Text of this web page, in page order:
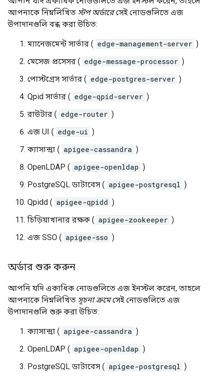
আপনাকে নিম্নলিখিত স্টপ অর্ডারেসেই নোডগুলিতে এজ
উপাদানগুলি বন্ধ করা উচিত:
ম্যানেজমেন্ট সার্ভার ( edge-management-server )
মেসেজ প্রসেসর ( edge-message-processor )
পোস্টগ্রেস সার্ভার ( edge-postgres-server )
Qpid সার্ভার ( edge-qpid-server )
রাউটার ( edge-router )
এজ UI ( edge-ui )
ক্যাসান্দ্রা ( apigee-cassandra )
OpenLDAP ( apigee-openldap )
PostgreSQL ডাটাবেস ( apigee-postgresql )
Qpidd ( apigee-qpidd )
চিড়িয়াখানার রক্ষক ( apigee-zookeeper )
এজ SSO ( apigee-sso )
অর্ডার শুরু করুন
আপনি যদি একাধিক নোডগুলিতে এজ ইনস্টল করেন, তাহলে
আপনাকে নিম্নলিখিত সূচনা ক্রমেসেই নোডগুলিতে এজ
উপাদানগুলি শুরু করা উচিত:
ক্যাসান্দ্রা ( apigee-cassandra )
OpenLDAP ( apigee-openldap )
PostgreSQL ডাটাবেস ( apigee-postgresql )